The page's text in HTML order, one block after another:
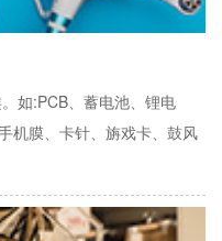
如:PCB、蓄电池、锂电
机膜、卡针、旃戏卡、鼓风